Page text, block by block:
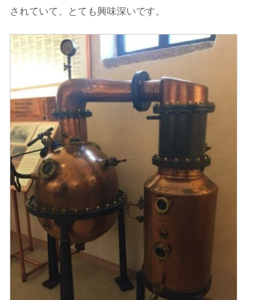
されていて、とても興味深いです。